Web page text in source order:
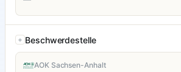
Beschwerdestelle
AOK Sachsen-Anhalt